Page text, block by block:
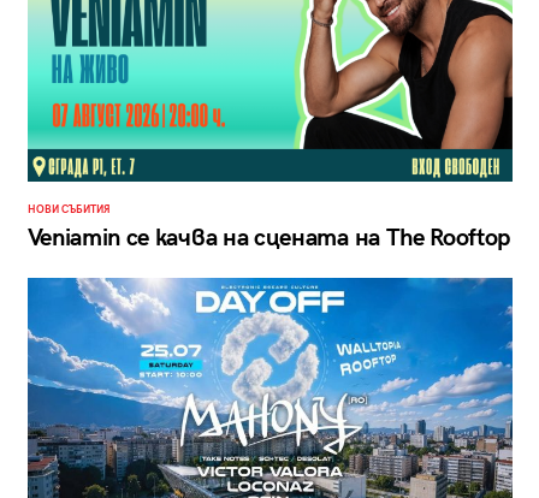
НОВИ СЪБИТИЯ
Veniamin се качва на сцената на The Rooftop